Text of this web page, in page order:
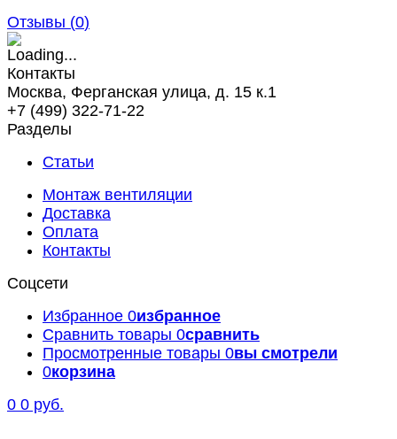
Отзывы (0)
Контакты
Москва, Ферганская улица, д. 15 к.1
+7 (499) 322-71-22
Разделы
Статьи
Монтаж вентиляции
Доставка
Оплата
Контакты
Соцсети
Избранное 0избранное
Сравнить товары 0сравнить
Просмотренные товары 0вы смотрели
0корзина
0 0 руб.